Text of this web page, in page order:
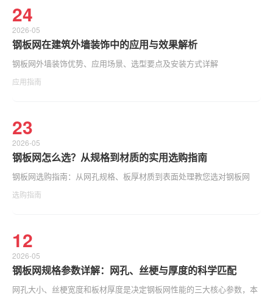
24
2026-05
钢板网在建筑外墙装饰中的应用与效果解析
钢板网外墙装饰优势、应用场景、选型要点及安装方式详解
应用指南
23
2026-05
钢板网怎么选？从规格到材质的实用选购指南
钢板网选购指南：从网孔规格、板厚材质到表面处理教您选对钢板网
选购指南
12
2026-05
钢板网规格参数详解：网孔、丝梗与厚度的科学匹配
网孔大小、丝梗宽度和板材厚度是决定钢板网性能的三大核心参数，本